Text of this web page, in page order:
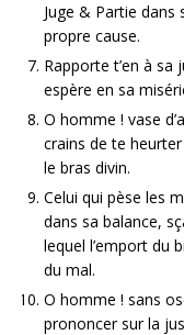
Juge & Partie dans
propre cause.
Rapporte t’en à sa
espère en sa
O homme ! vase
crains de te
le bras divin.
Celui qui pèse les
dans sa balance,
lequel l’emport du
du mal.
O homme ! sans
prononcer sur la